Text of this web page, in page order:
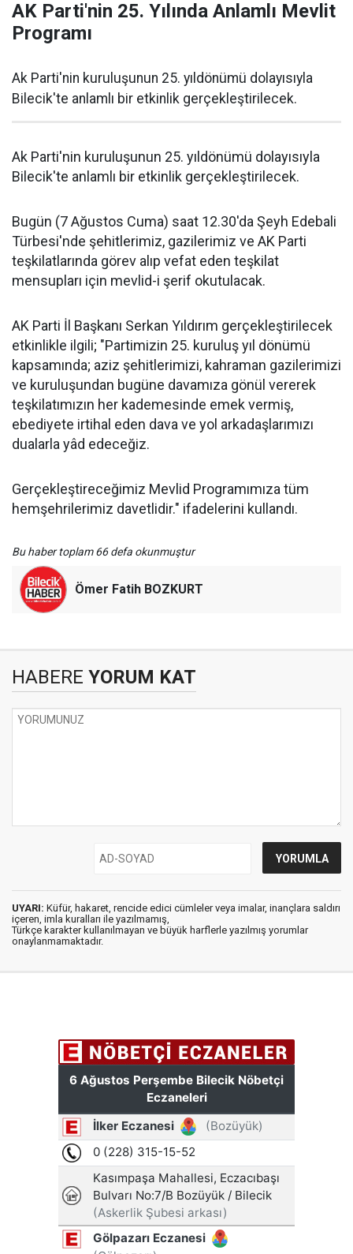
AK Parti'nin 25. Yılında Anlamlı Mevlit
Programı
Ak Parti'nin kuruluşunun 25. yıldönümü dolayısıyla
Bilecik'te anlamlı bir etkinlik gerçekleştirilecek.
Ak Parti'nin kuruluşunun 25. yıldönümü dolayısıyla
Bilecik'te anlamlı bir etkinlik gerçekleştirilecek.
Bugün (7 Ağustos Cuma) saat 12.30'da Şeyh Edebali
Türbesi'nde şehitlerimiz, gazilerimiz ve AK Parti
teşkilatlarında görev alıp vefat eden teşkilat
mensupları için mevlid-i şerif okutulacak.
AK Parti İl Başkanı Serkan Yıldırım gerçekleştirilecek
etkinlikle ilgili; "Partimizin 25. kuruluş yıl dönümü
kapsamında; aziz şehitlerimizi, kahraman gazilerimizi
ve kuruluşundan bugüne davamıza gönül vererek
teşkilatımızın her kademesinde emek vermiş,
ebediyete irtihal eden dava ve yol arkadaşlarımızı
dualarla yâd edeceğiz.
Gerçekleştireceğimiz Mevlid Programımıza tüm
hemşehrilerimiz davetlidir." ifadelerini kullandı.
Bu haber toplam 66 defa okunmuştur
Ömer Fatih BOZKURT
HABERE YORUM KAT
UYARI: Küfür, hakaret, rencide edici cümleler veya imalar, inançlara saldırı
içeren, imla kuralları ile yazılmamış,
Türkçe karakter kullanılmayan ve büyük harflerle yazılmış yorumlar
onaylanmamaktadır.